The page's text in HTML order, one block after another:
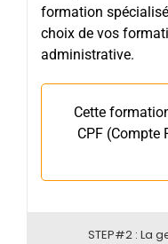
formation
choix de vos
administrative.
Cette
CPF (Compte
STEP#2 : La